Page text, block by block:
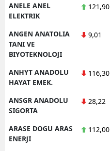
ANELE ANEL
ELEKTRIK
121,90
ANGEN ANATOLIA
TANI VE
BIYOTEKNOLOJI
9,01
ANHYT ANADOLU
HAYAT EMEK.
116,30
ANSGR ANADOLU
SIGORTA
28,22
ARASE DOGU ARAS
ENERJI
112,00